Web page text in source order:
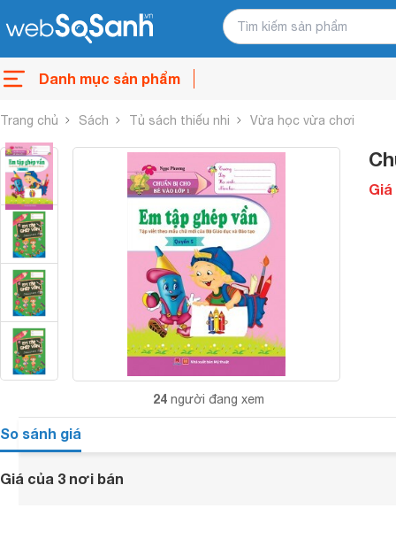
Danh mục sản phẩm
Trang chủ Sách Tủ sách thiếu nhi Vừa học vừa chơi
24 người đang xem
So sánh giá
Giá của 3 nơi bán